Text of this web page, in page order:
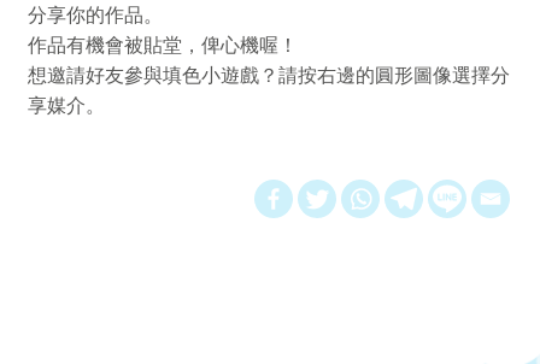
分享你的作品。
作品有機會被貼堂，俾心機喔！
想邀請好友參與填色小遊戲？請按右邊的圓形圖像選擇分
享媒介。